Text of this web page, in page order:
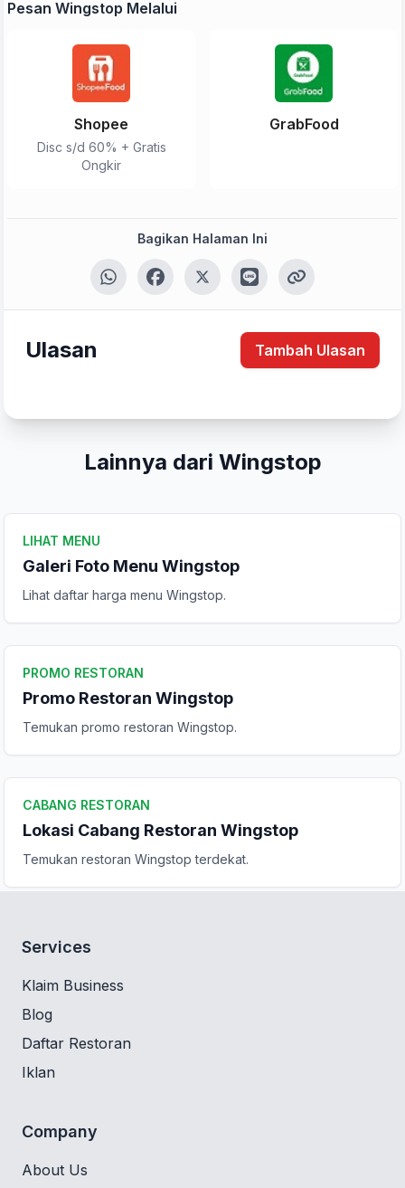
Pesan Wingstop Melalui
Shopee
Disc s/d 60% + Gratis
Ongkir
GrabFood
Bagikan Halaman Ini
Ulasan Tambah Ulasan
Lainnya dari Wingstop
LIHAT MENU
Galeri Foto Menu Wingstop
Lihat daftar harga menu Wingstop.
PROMO RESTORAN
Promo Restoran Wingstop
Temukan promo restoran Wingstop.
CABANG RESTORAN
Lokasi Cabang Restoran Wingstop
Temukan restoran Wingstop terdekat.
Tulis Ulasan
Komentar Anda
Kirim Ulasan
Services
Klaim Business
Blog
Daftar Restoran
Iklan
Company
About Us